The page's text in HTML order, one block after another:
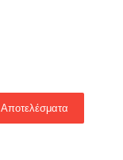
Αποτελέσματα